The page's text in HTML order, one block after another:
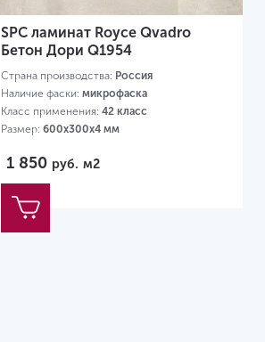
SPC ламинат Royce Qvadro
Бетон Дори Q1954
Страна производства: Россия
Наличие фаски: микрофаска
Класс применения: 42 класс
Размер: 600х300х4 мм
1 850 руб. м2